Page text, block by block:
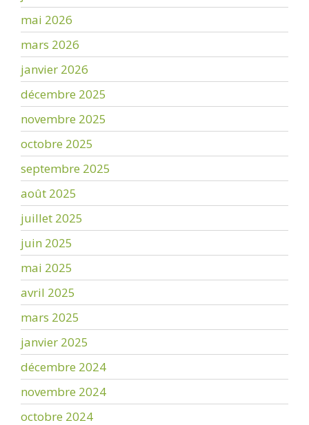
mai 2026
mars 2026
janvier 2026
décembre 2025
novembre 2025
octobre 2025
septembre 2025
août 2025
juillet 2025
juin 2025
mai 2025
avril 2025
mars 2025
janvier 2025
décembre 2024
novembre 2024
octobre 2024